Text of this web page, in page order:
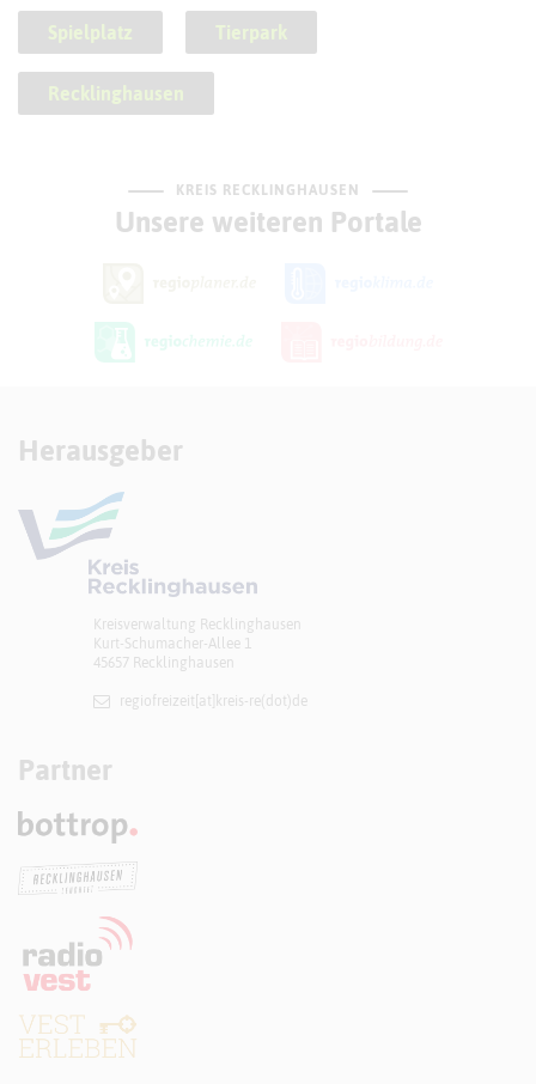
Spielplatz Tierpark
Recklinghausen
KREIS RECKLINGHAUSEN
Unsere weiteren Portale
Herausgeber
Kreisverwaltung Recklinghausen
Kurt-Schumacher-Allee 1
45657 Recklinghausen
regiofreizeit[at]​kreis-re(dot)de
Partner